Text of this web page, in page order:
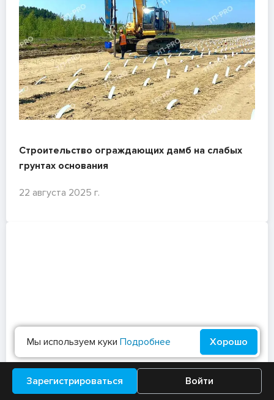
Зарегистрироваться Войти
Строительство ограждающих дамб на слабых
грунтах основания
22 августа 2025 г.
Мы используем куки Подробнее Хорошо